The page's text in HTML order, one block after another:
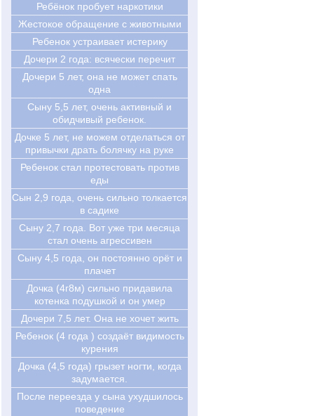
Ребёнок пробует наркотики
Жестокое обращение с животными
Ребенок устраивает истерику
Дочери 2 года: всячески перечит
Дочери 5 лет, она не может спать
одна
Сыну 5,5 лет, очень активный и
обидчивый ребенок.
Дочке 5 лет, не можем отделаться от
привычки драть болячку на руке
Ребенок стал протестовать против
еды
Cын 2,9 года, очень сильно толкается
в садике
Cыну 2,7 года. Вот уже три месяца
стал очень агрессивен
Cыну 4,5 года, он постоянно орёт и
плачет
Дочка (4г8м) сильно придавила
котенка подушкой и он умер
Дочери 7,5 лет. Она не хочет жить
Ребенок (4 года ) создаёт видимость
курения
Дочка (4,5 года) грызет ногти, когда
задумается.
После переезда у сына ухудшилось
поведение